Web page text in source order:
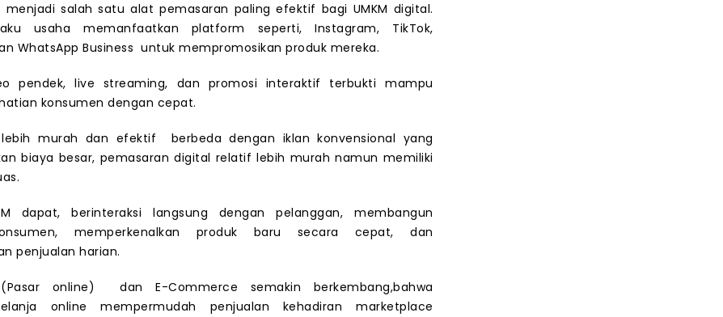
menjadi salah satu alat pemasaran paling efektif bagi UMKM digital.
usaha memanfaatkan platform seperti, Instagram, TikTok,
WhatsApp Business untuk mempromosikan produk mereka.
pendek, live streaming, dan promosi interaktif terbukti mampu
konsumen dengan cepat.
lebih murah dan efektif berbeda dengan iklan konvensional yang
biaya besar, pemasaran digital relatif lebih murah namun memiliki
dapat, berinteraksi langsung dengan pelanggan, membangun
memperkenalkan produk baru secara cepat, dan
penjualan harian.
online) dan E-Commerce semakin berkembang,bahwa
online mempermudah penjualan kehadiran marketplace